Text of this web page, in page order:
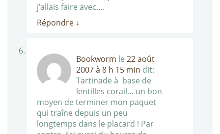
j’allais faire avec….
Répondre ↓
Bookworm le 22 août
2007 à 8 h 15 min dit:
Tartinade à base de
lentilles corail… un bon
moyen de terminer mon paquet
qui traîne depuis un peu
longtemps dans le placard ! Par